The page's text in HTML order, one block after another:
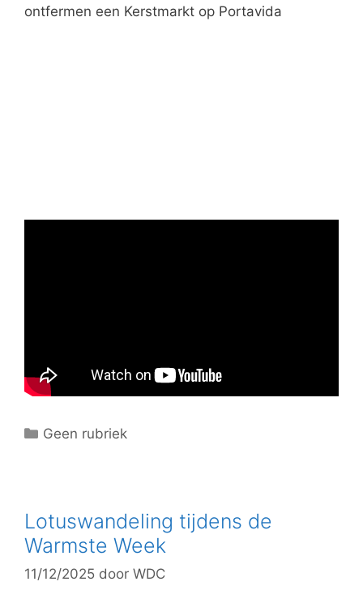
n
ontfermen een Kerstmarkt op Portavida
C
g
r
i
Geen rubriek
Lotuswandeling tijdens de
Warmste Week
11/12/2025 door WDC